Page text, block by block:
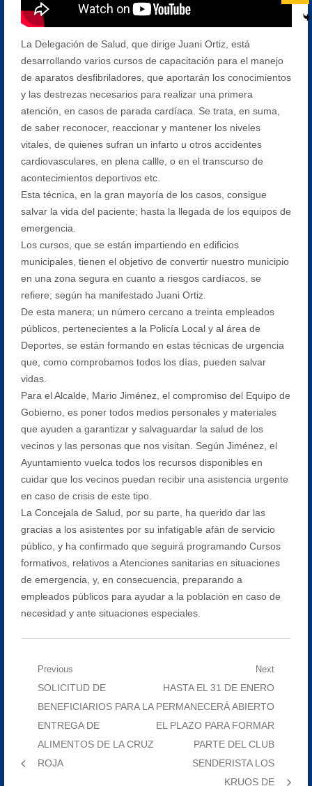
La Delegación de Salud, que dirige Juani Ortiz, está
desarrollando varios cursos de capacitación para el manejo
de aparatos desfibriladores, que aportarán los conocimientos
y las destrezas necesarios para realizar una primera
atención, en casos de parada cardíaca. Se trata, en suma,
de saber reconocer, reaccionar y mantener los niveles
vitales, de quienes sufran un infarto u otros accidentes
cardiovasculares, en plena callle, o en el transcurso de
acontecimientos deportivos etc.
Esta técnica, en la gran mayoría de los casos, consigue
salvar la vida del paciente; hasta la llegada de los equipos de
emergencia.
Los cursos, que se están impartiendo en edificios
municipales, tienen el objetivo de convertir nuestro municipio
en una zona segura en cuanto a riesgos cardíacos, se
refiere; según ha manifestado Juani Ortiz.
De esta manera; un número cercano a treinta empleados
públicos, pertenecientes a la Policía Local y al área de
Deportes, se están formando en estas técnicas de urgencia
que, como comprobamos todos los días, pueden salvar
vidas.
Para el Alcalde, Mario Jiménez, el compromiso del Equipo de
Gobierno, es poner todos medios personales y materiales
que ayuden a garantizar y salvaguardar la salud de los
vecinos y las personas que nos visitan. Según Jiménez, el
Ayuntamiento vuelca todos los recursos disponibles en
cuidar que los vecinos puedan recibir una asistencia urgente
en caso de crisis de este tipo.
La Concejala de Salud, por su parte, ha querido dar las
gracias a los asistentes por su infatigable afán de servicio
público, y ha confirmado que seguirá programando Cursos
formativos, relativos a Atenciones sanitarias en situaciones
de emergencia, y, en consecuencia, preparando a
empleados públicos para ayudar a la población en caso de
necesidad y ante situaciones especiales.
Navegación
entradas
Previous
Previous
post:
SOLICITUD DE
BENEFICIARIOS PARA LA
ENTREGA DE
ALIMENTOS DE LA CRUZ
ROJA
Next
Next
post:
HASTA EL 31 DE ENERO
PERMANECERÁ ABIERTO
EL PLAZO PARA FORMAR
PARTE DEL CLUB
SENDERISTA LOS
KRUOS DE